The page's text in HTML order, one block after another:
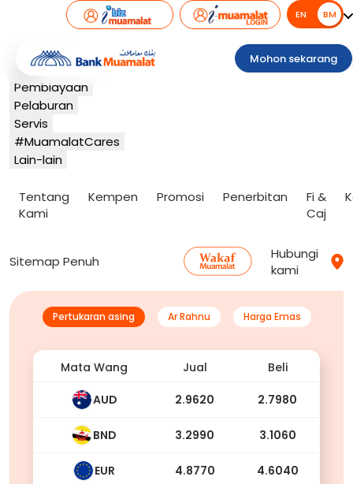
EN BM
BM
Perbankan
Kad
Pembiayaan
Pelaburan
Servis
#MuamalatCares
Lain-lain
Tentang
Kami
Kempen Promosi Penerbitan
Fi &
Caj
Sitemap Penuh
Hubungi
kami
Pertukaran asing Ar Rahnu Harga Emas
Mata Wang Jual Beli
AUD 2.9620 2.7980
BND 3.2990 3.1060
EUR 4.8770 4.6040
Mohon sekarang